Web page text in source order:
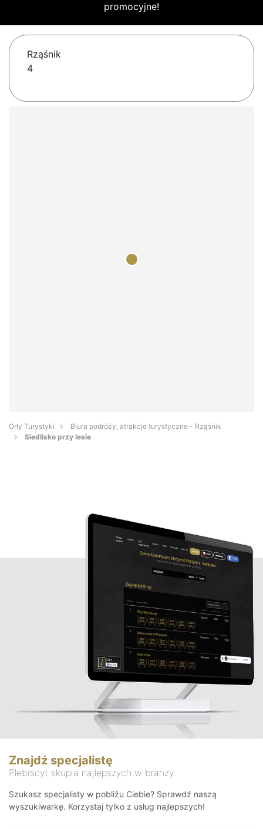
promocyjne!
Rząśnik
4
Orły Turystyki
Biura podróży, atrakcje turystyczne - Rząśnik
Siedlisko przy lesie
Znajdź specjalistę
Plebiscyt skupia najlepszych w branży
Szukasz specjalisty w pobliżu Ciebie? Sprawdź naszą
wyszukiwarkę. Korzystaj tylko z usług najlepszych!